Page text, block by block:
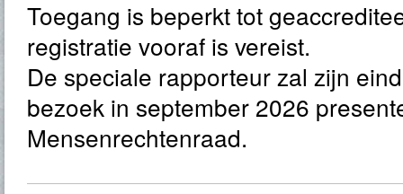
Toegang is beperkt tot
registratie vooraf is vereist.
De speciale rapporteur zal zijn
bezoek in september 2026
Mensenrechtenraad.